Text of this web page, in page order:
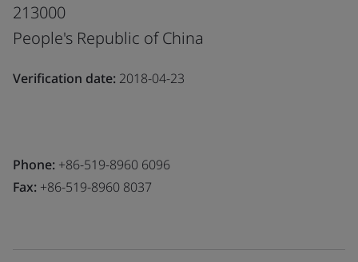
213000
People's Republic of China
Verification date: 2018-04-23
Phone: +86-519-8960 6096
Fax: +86-519-8960 8037